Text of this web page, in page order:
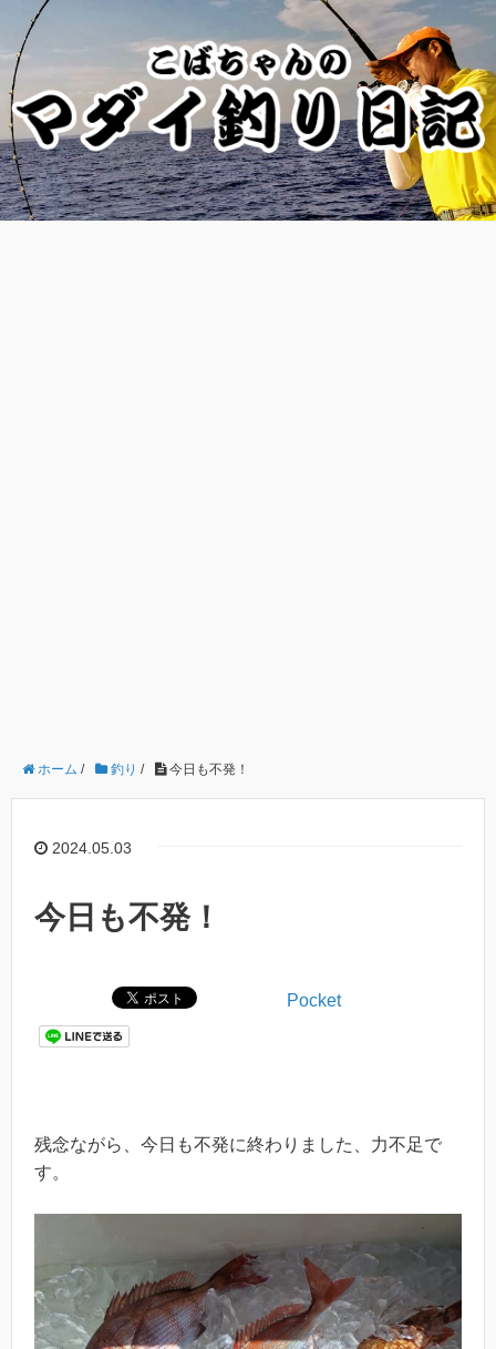
ホーム / 釣り / 今日も不発！
2024.05.03
今日も不発！
Pocket
残念ながら、今日も不発に終わりました、力不足で
す。